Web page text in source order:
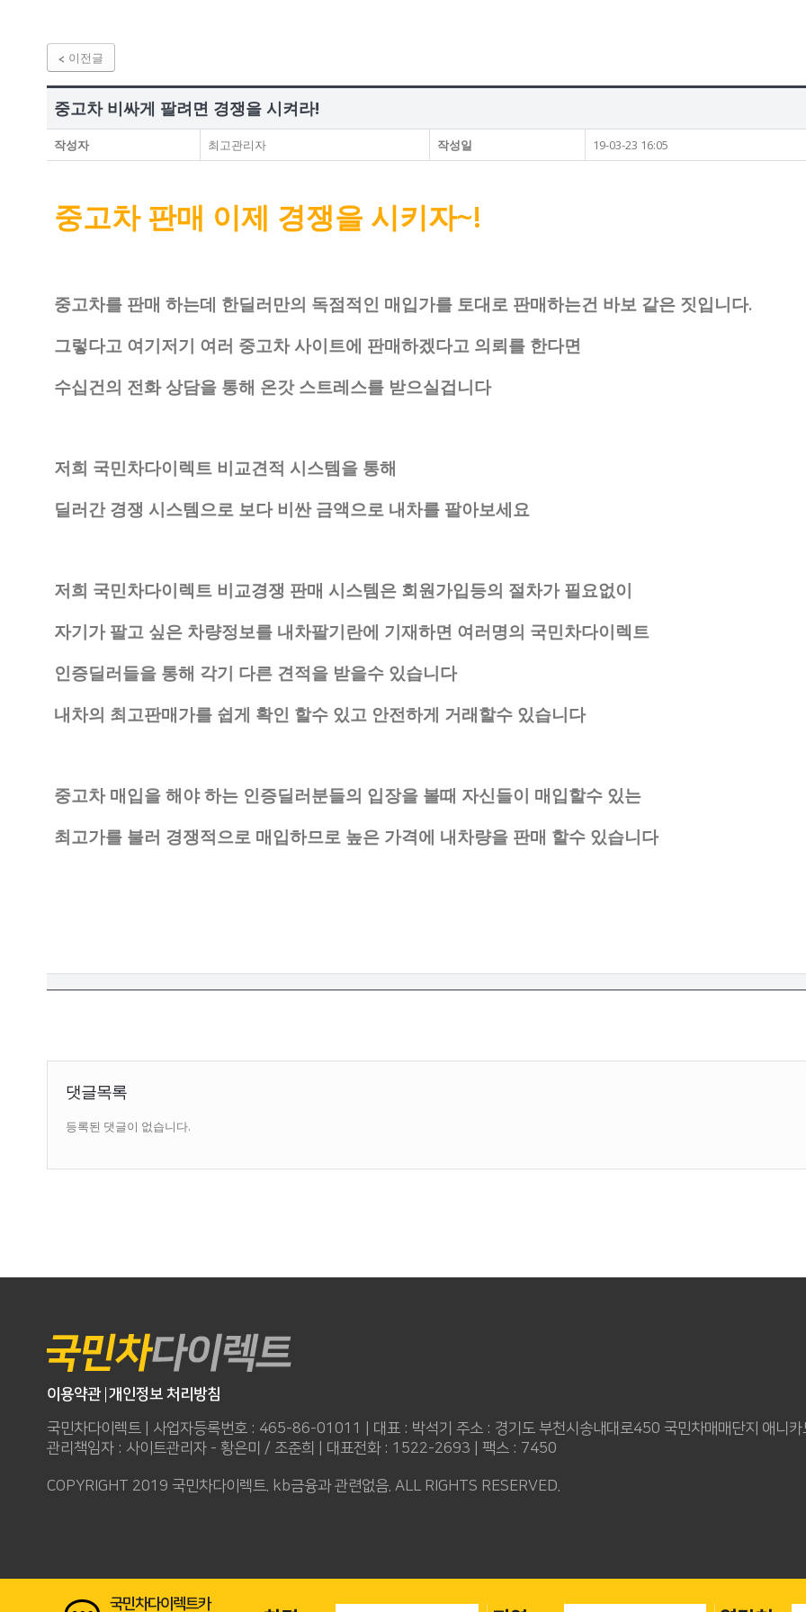
국민차다이렉트카
이전글
중고차 비싸게 팔려면 경쟁을 시켜라!
작성자 최고관리자 작성일 19-03-23 16:05
중고차 판매 이제 경쟁을 시키자~!
중고차를 판매 하는데 한딜러만의 독점적인 매입가를 토대로 판매하는건 바보 같은 짓입니다.
그렇다고 여기저기 여러 중고차 사이트에 판매하겠다고 의뢰를 한다면
수십건의 전화 상담을 통해 온갓 스트레스를 받으실겁니다
저희 국민차다이렉트 비교견적 시스템을 통해
딜러간 경쟁 시스템으로 보다 비싼 금액으로 내차를 팔아보세요
저희 국민차다이렉트 비교경쟁 판매 시스템은 회원가입등의 절차가 필요없이
자기가 팔고 싶은 차량정보를 내차팔기란에 기재하면 여러명의 국민차다이렉트
인증딜러들을 통해 각기 다른 견적을 받을수 있습니다
내차의 최고판매가를 쉽게 확인 할수 있고 안전하게 거래할수 있습니다
중고차 매입을 해야 하는 인증딜러분들의 입장을 볼때 자신들이 매입할수 있는
최고가를 불러 경쟁적으로 매입하므로 높은 가격에 내차량을 판매 할수 있습니다
댓글목록
등록된 댓글이 없습니다.
이용약관 개인정보 처리방침
국민차다이렉트 | 사업자등록번호 : 465-86-01011 | 대표 : 박석기 주소 : 경기도 부천시송내대로450 국민차매매단지 애니카
관리책임자 : 사이트관리자 - 황은미 / 조준희 | 대표전화 : 1522-2693 | 팩스 : 7450
COPYRIGHT 2019 국민차다이렉트. kb금융과 관련없음. ALL RIGHTS RESERVED.